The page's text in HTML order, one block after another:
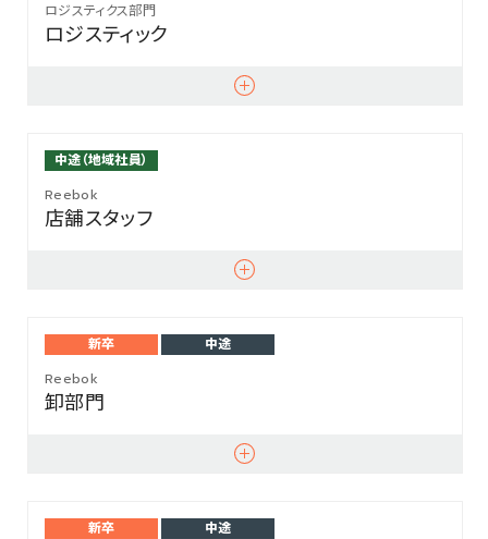
ロジスティクス部門
ロジスティック
中途（地域社員）
Reebok
店舗スタッフ
新卒
中途
Reebok
卸部門
新卒
中途